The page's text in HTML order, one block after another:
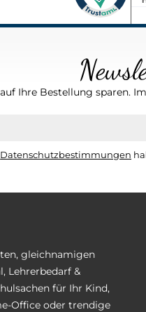
Ihre Bestellung sparen.
Datenschutzbestimmungen
gleichnamigen
Lehrerbedarf &
für Ihr Kind,
Office oder trendige